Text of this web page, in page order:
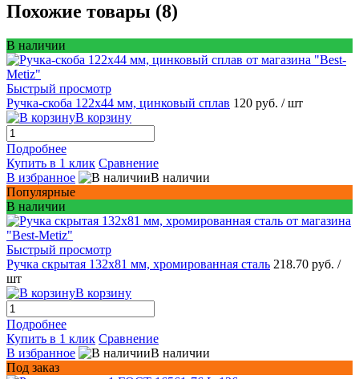
Похожие товары (8)
В наличии
Быстрый просмотр
Ручка-скоба 122x44 мм, цинковый сплав 120 руб. / шт
В корзину
Подробнее
Купить в 1 клик Сравнение
В избранное
В наличии
Популярные
В наличии
Быстрый просмотр
Ручка скрытая 132х81 мм, хромированная сталь 218.70 руб. /
шт
В корзину
Подробнее
Купить в 1 клик Сравнение
В избранное
В наличии
Под заказ